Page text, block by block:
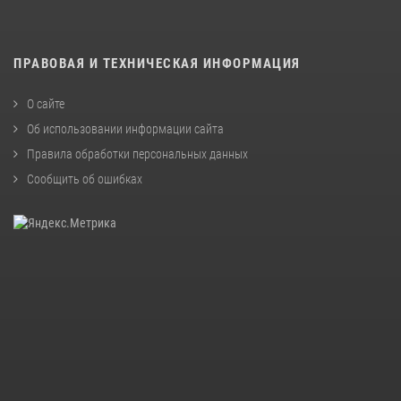
ПРАВОВАЯ И ТЕХНИЧЕСКАЯ ИНФОРМАЦИЯ
О сайте
Об использовании информации сайта
Правила обработки персональных данных
Сообщить об ошибках